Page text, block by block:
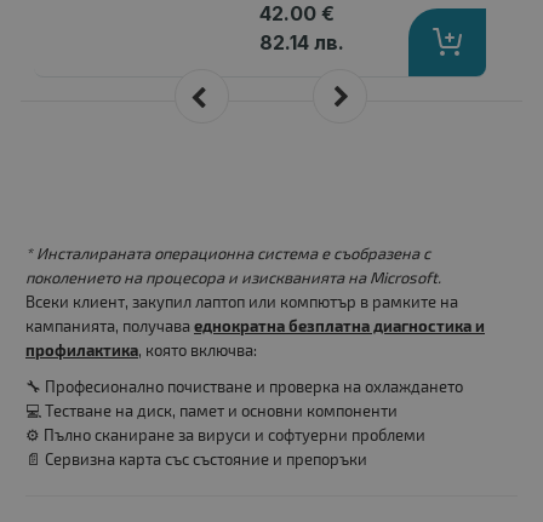
42.00 €
82.14 лв.
* Инсталираната операционна система е съобразена с
поколението на процесора и изискванията на Microsoft.
Всеки клиент, закупил лаптоп или компютър в рамките на
кампанията, получава еднократна безплатна диагностика и
профилактика, която включва:
🔧 Професионално почистване и проверка на охлаждането
💻 Тестване на диск, памет и основни компоненти
⚙️ Пълно сканиране за вируси и софтуерни проблеми
📄 Сервизна карта със състояние и препоръки